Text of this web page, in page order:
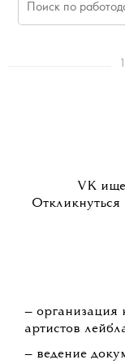
VK
— организация
артистов
— ведение